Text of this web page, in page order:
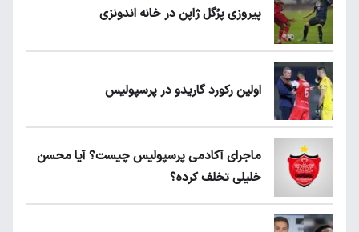
پیروزی پرُگل ژاپن در خانه اندونزی
اولین رکورد گاریدو در پرسپولیس
ماجرای آکادمی پرسپولیس چیست؟ آیا محسن
خلیلی تخلف کرده؟